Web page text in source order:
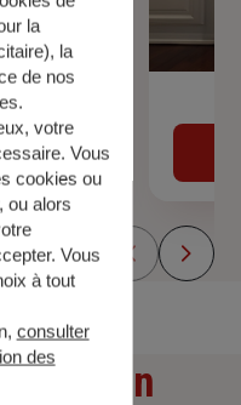
la
), la
de nos
votre
Vous
cookies ou
ou alors
Vous
à tout
consulter
des